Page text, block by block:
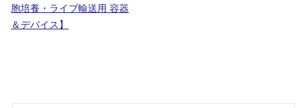
胞培養・ライブ輸送用 容器
＆デバイス】